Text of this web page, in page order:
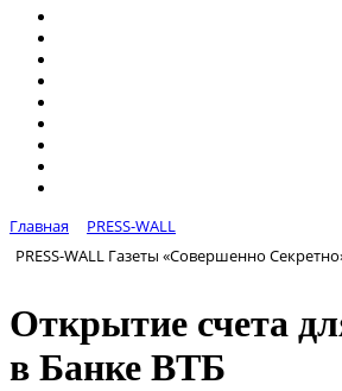
Главная
PRESS-WALL
PRESS-WALL Газеты «Совершенно
Открытие счета
в Банке ВТБ